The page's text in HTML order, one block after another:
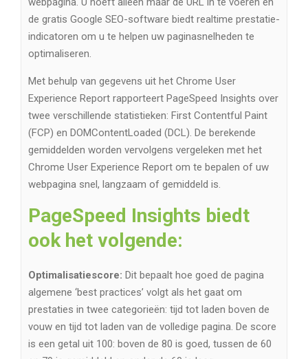
de gratis Google SEO-software biedt realtime prestatie-
indicatoren om u te helpen uw paginasnelheden te
optimaliseren.
Met behulp van gegevens uit het Chrome User
Experience Report rapporteert PageSpeed ​​Insights over
twee verschillende statistieken: First Contentful Paint
(FCP) en DOMContentLoaded (DCL). De berekende
gemiddelden worden vervolgens vergeleken met het
Chrome User Experience Report om te bepalen of uw
webpagina snel, langzaam of gemiddeld is.
PageSpeed ​​Insights biedt
ook het volgende:
Optimalisatiescore: Dit bepaalt hoe goed de pagina
algemene ‘best practices’ volgt als het gaat om
prestaties in twee categorieën: tijd tot laden boven de
vouw en tijd tot laden van de volledige pagina. De score
is een getal uit 100: boven de 80 is goed, tussen de 60